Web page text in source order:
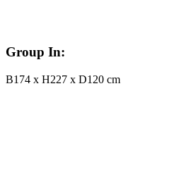
Group In:
B174 x H227 x D120 cm